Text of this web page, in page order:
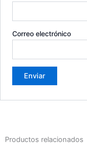
Correo electrónico
Productos relacionados